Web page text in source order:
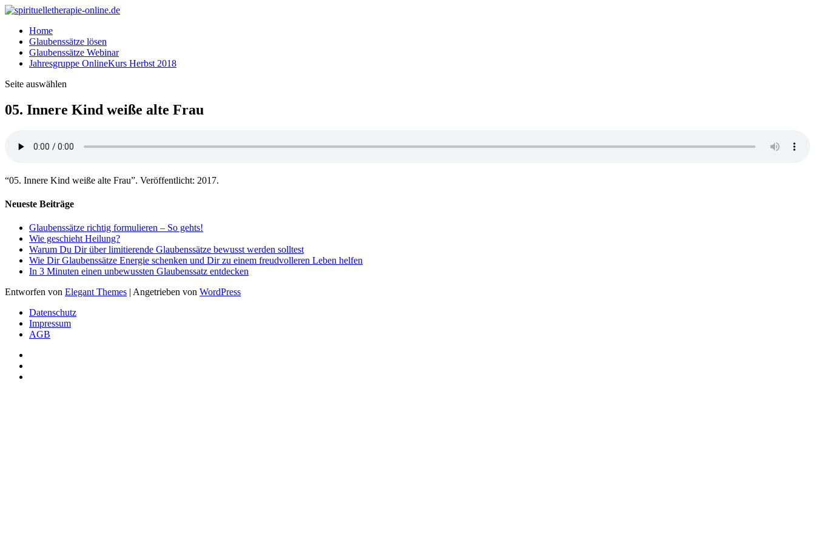
Home
Glaubenssätze lösen
Glaubenssätze Webinar
Jahresgruppe OnlineKurs Herbst 2018
Seite auswählen
05. Innere Kind weiße alte Frau
“05. Innere Kind weiße alte Frau”. Veröffentlicht: 2017.
Neueste Beiträge
Glaubenssätze richtig formulieren – So gehts!
Wie geschieht Heilung?
Warum Du Dir über limitierende Glaubenssätze bewusst werden solltest
Wie Dir Glaubenssätze Energie schenken und Dir zu einem freudvolleren Leben helfen
In 3 Minuten einen unbewussten Glaubenssatz entdecken
Entworfen von Elegant Themes | Angetrieben von WordPress
Datenschutz
Impressum
AGB